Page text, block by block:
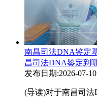
南昌司法DNA鉴定
昌司法DNA鉴定到
发布日期:2026-07-10
(导读)对于南昌司